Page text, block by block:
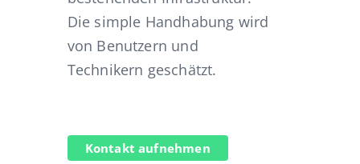
Die simple Handhabung wird
von Benutzern und
Technikern geschätzt.
Kontakt aufnehmen